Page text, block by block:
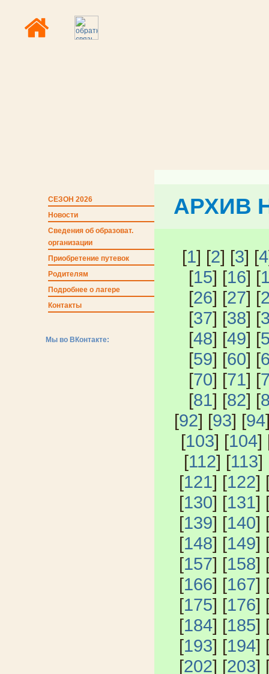
СЕЗОН 2026
Новости
Сведения об образоват.
организации
Приобретение путевок
Родителям
Подробнее о лагере
Контакты
Мы во ВКонтакте:
АРХИВ
[1] [2] [3] [4
[15] [16] [
[26] [27] [
[37] [38] [
[48] [49] [
[59] [60] [
[70] [71] [
[81] [82] [
[92] [93] [94
[103] [104]
[112] [113]
[121] [122]
[130] [131]
[139] [140]
[148] [149]
[157] [158]
[166] [167]
[175] [176]
[184] [185]
[193] [194]
[202] [203]